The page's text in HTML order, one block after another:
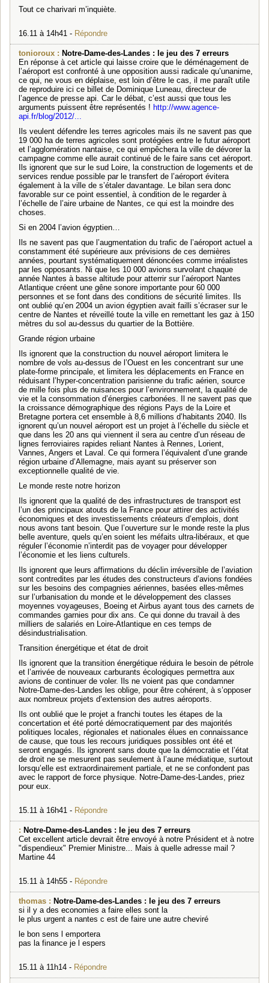
Tout ce charivari m’inquiète.
16.11 à 14h41 - Répondre
tonioroux : Notre-Dame-des-Landes : le jeu des 7 erreurs
En réponse à cet article qui laisse croire que le déménagement de
l’aéroport est confronté à une opposition aussi radicale qu’unanime,
ce qui, ne vous en déplaise, est loin d’être le cas, il me paraît utile
de reproduire ici ce billet de Dominique Luneau, directeur de
l’agence de presse api. Car le débat, c’est aussi que tous les
arguments puissent être représentés ! http://www.agence-
api.fr/blog/2012/...
Ils veulent défendre les terres agricoles mais ils ne savent pas que
19 000 ha de terres agricoles sont protégées entre le futur aéroport
et l’agglomération nantaise, ce qui empêchera la ville de dévorer la
campagne comme elle aurait continué de le faire sans cet aéroport.
Ils ignorent que sur le sud Loire, la construction de logements et de
services rendue possible par le transfert de l’aéroport évitera
également à la ville de s’étaler davantage. Le bilan sera donc
favorable sur ce point essentiel, à condition de le regarder à
l’échelle de l’aire urbaine de Nantes, ce qui est la moindre des
choses.
Si en 2004 l’avion égyptien…
Ils ne savent pas que l’augmentation du trafic de l’aéroport actuel a
constamment été supérieure aux prévisions de ces dernières
années, pourtant systématiquement dénoncées comme irréalistes
par les opposants. Ni que les 10 000 avions survolant chaque
année Nantes à basse altitude pour atterrir sur l’aéroport Nantes
Atlantique créent une gêne sonore importante pour 60 000
personnes et se font dans des conditions de sécurité limites. Ils
ont oublié qu’en 2004 un avion égyptien avait failli s’écraser sur le
centre de Nantes et réveillé toute la ville en remettant les gaz à 150
mètres du sol au-dessus du quartier de la Bottière.
Grande région urbaine
Ils ignorent que la construction du nouvel aéroport limitera le
nombre de vols au-dessus de l’Ouest en les concentrant sur une
plate-forme principale, et limitera les déplacements en France en
réduisant l’hyper-concentration parisienne du trafic aérien, source
de mille fois plus de nuisances pour l’environnement, la qualité de
vie et la consommation d’énergies carbonées. Il ne savent pas que
la croissance démographique des régions Pays de la Loire et
Bretagne portera cet ensemble à 8,6 millions d’habitants 2040. Ils
ignorent qu’un nouvel aéroport est un projet à l’échelle du siècle et
que dans les 20 ans qui viennent il sera au centre d’un réseau de
lignes ferroviaires rapides reliant Nantes à Rennes, Lorient,
Vannes, Angers et Laval. Ce qui formera l’équivalent d’une grande
région urbaine d’Allemagne, mais ayant su préserver son
exceptionnelle qualité de vie.
Le monde reste notre horizon
Ils ignorent que la qualité de des infrastructures de transport est
l’un des principaux atouts de la France pour attirer des activités
économiques et des investissements créateurs d’emplois, dont
nous avons tant besoin. Que l’ouverture sur le monde reste la plus
belle aventure, quels qu’en soient les méfaits ultra-libéraux, et que
réguler l’économie n’interdit pas de voyager pour développer
l’économie et les liens culturels.
Ils ignorent que leurs affirmations du déclin irréversible de l’aviation
sont contredites par les études des constructeurs d’avions fondées
sur les besoins des compagnies aériennes, basées elles-mêmes
sur l’urbanisation du monde et le développement des classes
moyennes voyageuses, Boeing et Airbus ayant tous des carnets de
commandes garnies pour dix ans. Ce qui donne du travail à des
milliers de salariés en Loire-Atlantique en ces temps de
désindustrialisation.
Transition énergétique et état de droit
Ils ignorent que la transition énergétique réduira le besoin de pétrole
et l’arrivée de nouveaux carburants écologiques permettra aux
avions de continuer de voler. Ils ne voient pas que condamner
Notre-Dame-des-Landes les oblige, pour être cohérent, à s’opposer
aux nombreux projets d’extension des autres aéroports.
Ils ont oublié que le projet a franchi toutes les étapes de la
concertation et été porté démocratiquement par des majorités
politiques locales, régionales et nationales élues en connaissance
de cause, que tous les recours juridiques possibles ont été et
seront engagés. Ils ignorent sans doute que la démocratie et l’état
de droit ne se mesurent pas seulement à l’aune médiatique, surtout
lorsqu’elle est extraordinairement partiale, et ne se confondent pas
avec le rapport de force physique. Notre-Dame-des-Landes, priez
pour eux.
15.11 à 16h41 - Répondre
: Notre-Dame-des-Landes : le jeu des 7 erreurs
Cet excellent article devrait être envoyé à notre Président et à notre
"dispendieux" Premier Ministre... Mais à quelle adresse mail ?
Martine 44
15.11 à 14h55 - Répondre
thomas : Notre-Dame-des-Landes : le jeu des 7 erreurs
si il y a des economies a faire elles sont la
le plus urgent a nantes c est de faire une autre cheviré
le bon sens l emportera
pas la finance je l espers
15.11 à 11h14 - Répondre